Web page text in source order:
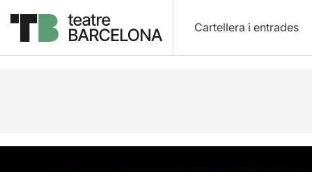
Cartellera i entrades
Descripció Fitxa artística Articles